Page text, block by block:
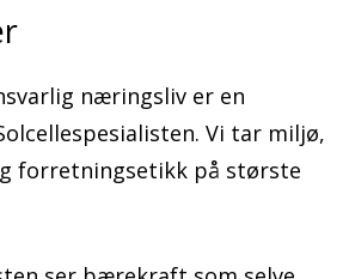
næringsliv er en
Vi tar miljø,
forretningsetikk på største